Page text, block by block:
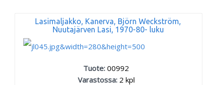
Lasimaljakko, Kanerva, Björn Weckström,
Nuutajärven Lasi, 1970-80- luku
Tuote:00992
Varastossa: 2 kpl